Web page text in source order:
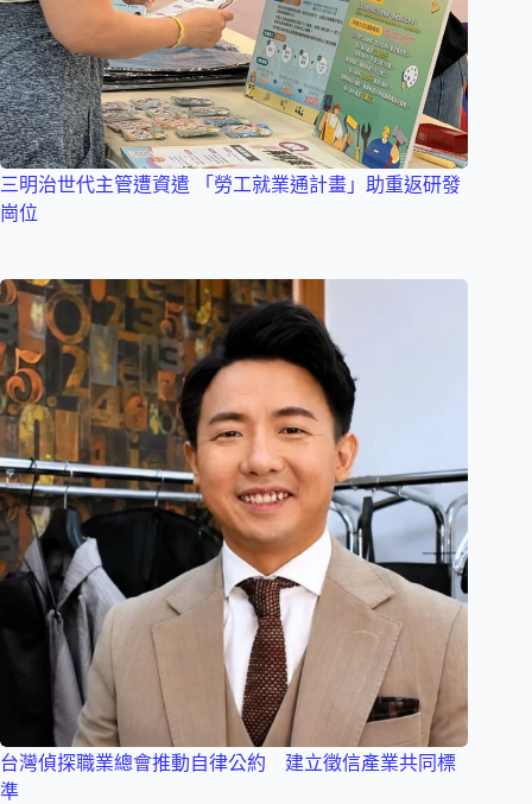
三明治世代主管遭資遣 「勞工就業通計畫」助重返研發
崗位
台灣偵探職業總會推動自律公約 建立徵信產業共同標
準